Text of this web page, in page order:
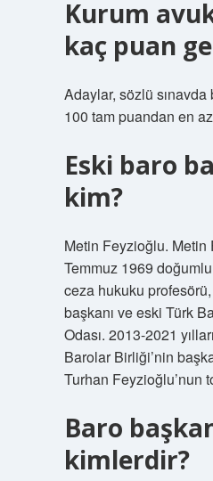
Kurum
kaç puan
Adaylar, sözlü sınavda
100 tam puandan en
Eski baro
kim?
Metin Feyzioğlu. Metin
Temmuz 1969
ceza hukuku
başkanı ve eski Türk
Odası. 2013-2021
Barolar Birliği’nin
Turhan Feyzioğlu’nun
Baro
kimlerdir?